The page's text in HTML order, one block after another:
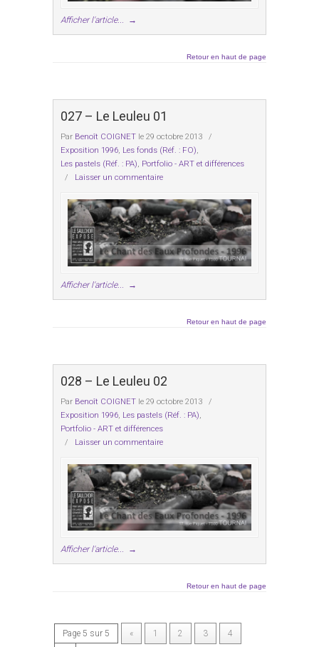
Afficher l'article... →
Retour en haut de page
027 – Le Leuleu 01
Par Benoît COIGNET le 29 octobre 2013
/
Exposition 1996, Les fonds (Réf. : FO),
Les pastels (Réf. : PA), Portfolio - ART et différences
/ Laisser un commentaire
Afficher l'article... →
Retour en haut de page
028 – Le Leuleu 02
Par Benoît COIGNET le 29 octobre 2013
/
Exposition 1996 Les pastels (Réf. : PA)
Portfolio - ART et différences
/ Laisser un commentaire
Afficher l'article... →
Retour en haut de page
Page 5 sur 5 « 1 2 3
4